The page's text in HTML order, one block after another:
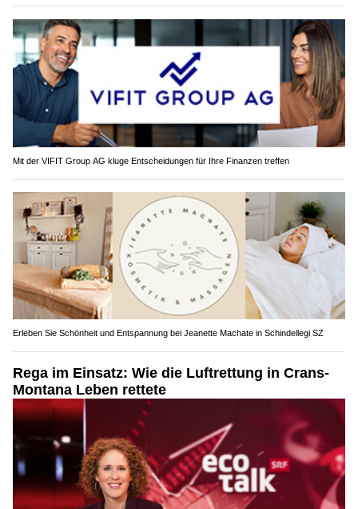
Mit der VIFIT Group AG kluge Entscheidungen für Ihre Finanzen treffen
Erleben Sie Schönheit und Entspannung bei Jeanette Machate in Schindellegi SZ
Rega im Einsatz: Wie die Luftrettung in Crans-
Montana Leben rettete